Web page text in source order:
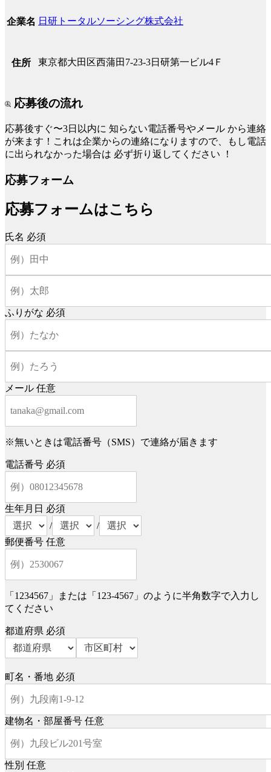
企業名 日研トータルソーシング株式会社
住所 東京都大田区西蒲田7-23-3日研第一ビル4Ｆ
応募後の流れ
応募後すぐ〜3日以内に 知らない電話番号やメール から連絡
が来ます！これは企業からの連絡になりますので、もし電話
に出られなかった場合は 必ず折り返してください ！
応募フォーム
応募フォームはこちら
氏名 必須
ふりがな 必須
メール 任意
※無いときは電話番号（SMS）で連絡が届きます
電話番号 必須
生年月日 必須
/
/
郵便番号 任意
「1234567」または「123-4567」のように半角数字で入力し
てください
都道府県 必須
町名・番地 必須
建物名・部屋番号 任意
性別 任意